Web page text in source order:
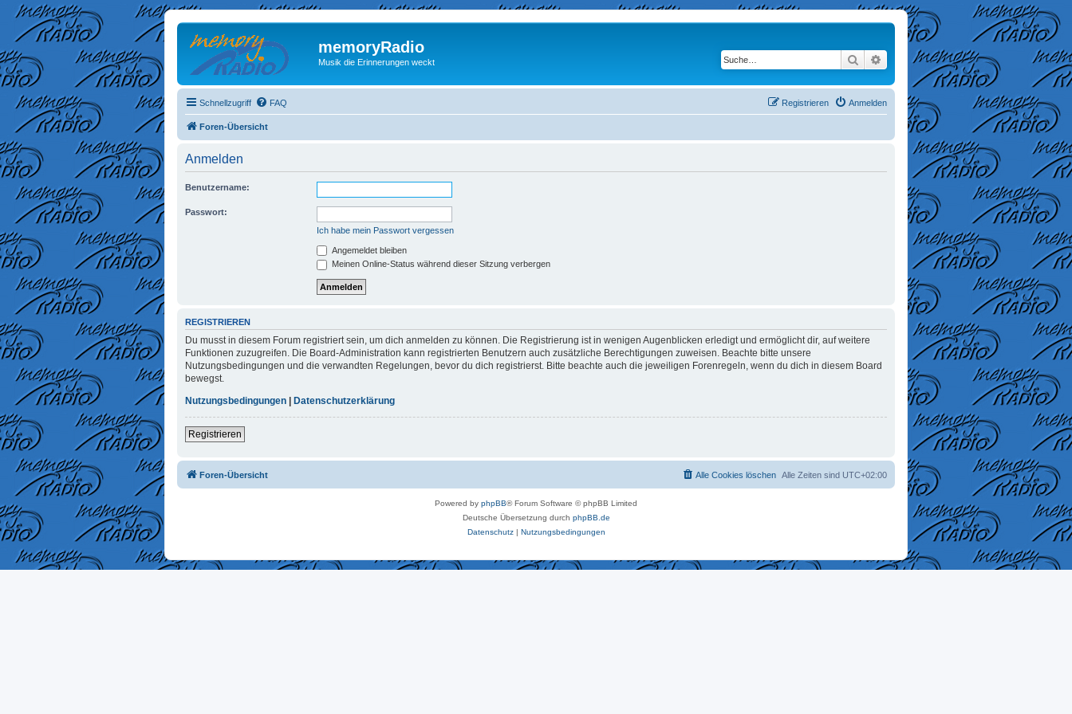
memoryRadio
Musik die Erinnerungen weckt Suche Erweiterte Suche
Schnellzugriff FAQ Anmelden
Registrieren
Foren-Übersicht
Anmelden
Benutzername:
Passwort:
Ich habe mein Passwort vergessen
Angemeldet bleiben
Meinen Online-Status während dieser Sitzung verbergen
REGISTRIEREN
Du musst in diesem Forum registriert sein, um dich anmelden zu können. Die Registrierung ist in wenigen Augenblicken erledigt und ermöglicht dir, auf weitere
Funktionen zuzugreifen. Die Board-Administration kann registrierten Benutzern auch zusätzliche Berechtigungen zuweisen. Beachte bitte unsere
Nutzungsbedingungen und die verwandten Regelungen, bevor du dich registrierst. Bitte beachte auch die jeweiligen Forenregeln, wenn du dich in diesem Board
bewegst.
Nutzungsbedingungen
Datenschutzerklärung
Registrieren
Foren-Übersicht Alle Zeiten sind UTC+02:00
Alle Cookies löschen
Powered by phpBB® Forum Software © phpBB Limited
Deutsche Übersetzung durch phpBB.de
Datenschutz| Nutzungsbedingungen